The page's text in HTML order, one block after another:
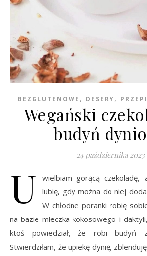
BEZGLUTENOWE , DESERY,
Wegański
budyń
24 października 2023
U
wielbiam gorącą czekoladę,
lubię, gdy można do niej
W chłodne poranki robię
na bazie mleczka kokosowego i
ktoś powiedział, że robi budyń
Stwierdziłam, że upiekę dynię,